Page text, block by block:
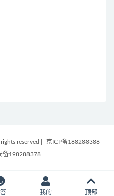
reserved
京ICP备188288388
备198288378
我的 顶部